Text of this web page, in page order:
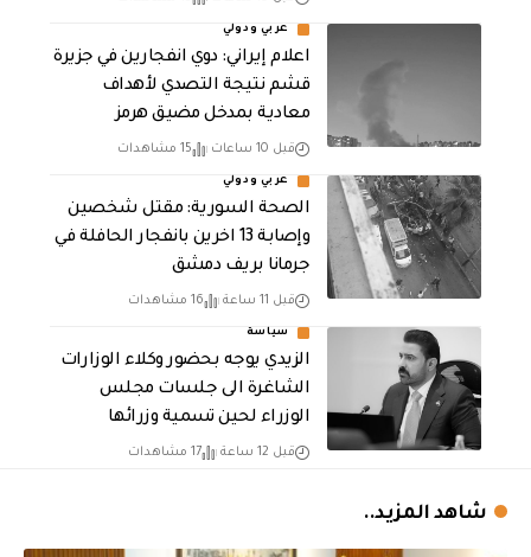
عربي ودولي
اعلام إيراني: دوي انفجارين في جزيرة
قشم نتيجة التصدي لأهداف
معادية بمدخل مضيق هرمز
قبل 10 ساعات 15 مشاهدات
عربي ودولي
الصحة السورية: مقتل شخصين
وإصابة 13 اخرين بانفجار الحافلة في
جرمانا بريف دمشق
قبل 11 ساعة 16 مشاهدات
سياسة
الزيدي يوجه بحضور وكلاء الوزارات
الشاغرة الى جلسات مجلس
الوزراء لحين تسمية وزرائها
قبل 12 ساعة 17 مشاهدات
شاهد المزيد..